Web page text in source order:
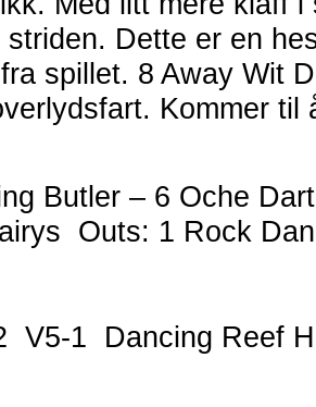
striden. Dette er en
spillet. 8 Away Wit
Kommer til
Butler – 6 Oche
Outs: 1 Rock
V5-1 Dancing Reef